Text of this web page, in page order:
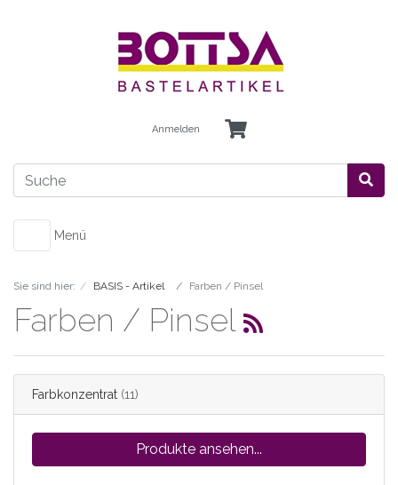
Anmelden
Menü
Sie sind hier: BASIS - Artikel Farben / Pinsel
Farben / Pinsel
Farbkonzentrat (11)
Produkte ansehen...